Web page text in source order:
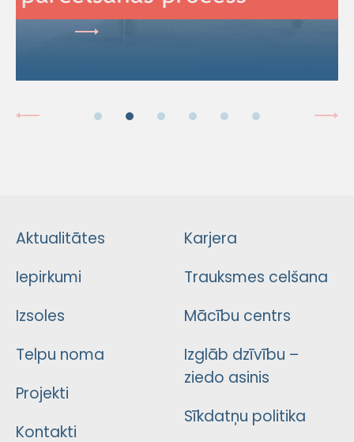
Aktualitātes
Iepirkumi
Izsoles
Telpu noma
Projekti
Kontakti
Karjera
Trauksmes celšana
Mācību centrs
Izglāb dzīvību –
ziedo asinis
Sīkdatņu politika